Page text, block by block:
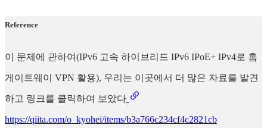
Reference
이 문제에 관하여(IPv6 고속 하이브리드 IPv6 IPoE+ IPv4로 홈
게이트웨이 VPN 활용), 우리는 이곳에서 더 많은 자료를 발견
하고 링크를 클릭하여 보았다
https://qiita.com/o_kyohei/items/b3a766c234cf4c2821cb